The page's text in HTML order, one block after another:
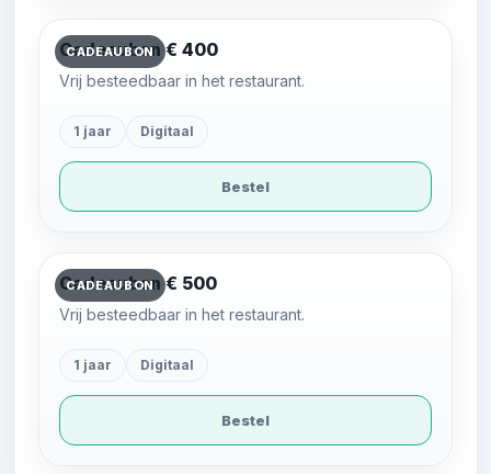
CADEAUBON
Cadeaubon € 400
Vrij besteedbaar in het restaurant.
1 jaar Digitaal
Bestel
CADEAUBON
Cadeaubon € 500
Vrij besteedbaar in het restaurant.
1 jaar Digitaal
Bestel